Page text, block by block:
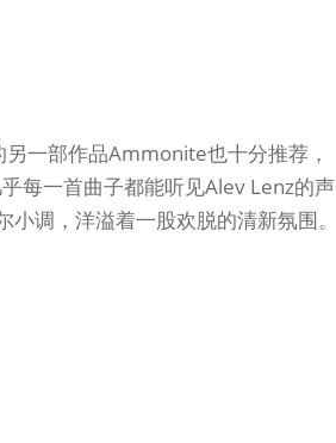
一部作品Ammonite也十分推荐，
每一首曲子都能听见Alev Lenz的声
调，洋溢着一股欢脱的清新氛围。